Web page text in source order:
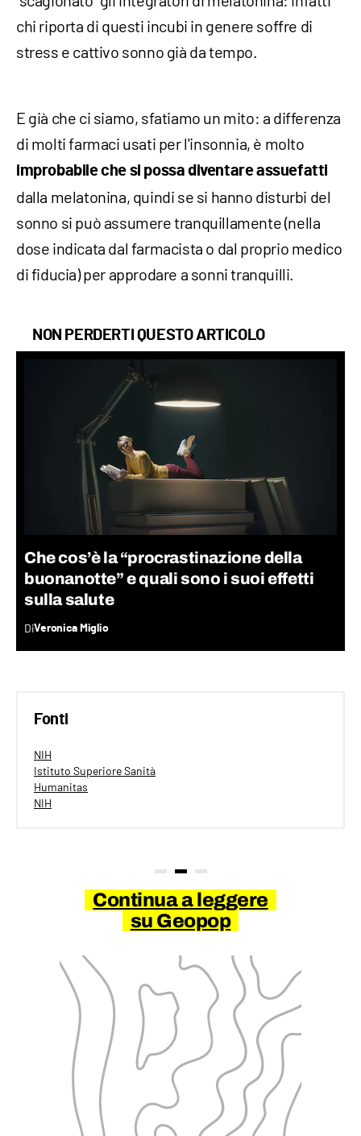
chi riporta di questi incubi in genere soffre di
stress e cattivo sonno già da tempo.
E già che ci siamo, sfatiamo un mito: a differenza
di molti farmaci usati per l'insonnia, è molto
improbabile che si possa diventare assuefatti
dalla melatonina, quindi se si hanno disturbi del
sonno si può assumere tranquillamente (nella
dose indicata dal farmacista o dal proprio medico
di fiducia) per approdare a sonni tranquilli.
NON PERDERTI QUESTO ARTICOLO
Che cos’è la “procrastinazione della
buonanotte” e quali sono i suoi effetti
sulla salute
DiVeronica Miglio
Fonti
NIH
Istituto Superiore Sanità
Humanitas
NIH
Continua a leggere
su Geopop